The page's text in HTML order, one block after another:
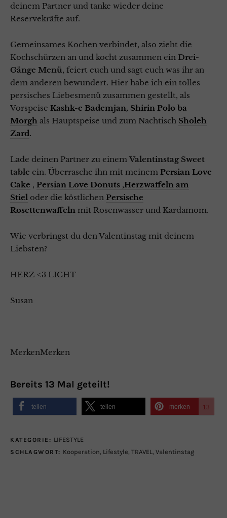
deinem Partner und tanke wieder deine
Reservekräfte auf.
Gemeinsames Kochen verbindet, also zieht die
Kochschürzen an und kocht zusammen ein Drei-
Gänge Menü, feiert euch und sagt euch was ihr an
dem anderen bewundert. Hier habe ich ein tolles
persisches Liebesmenü zusammen gestellt, als
Vorspeise Kashk-e Bademjan, Shirin Polo ba
Morgh als Hauptspeise und zum Nachtisch Sholeh
Zard.
Lade deinen Partner zu einemValentinstag Sweet
table ein. Überrasche ihn mit meinem Persian Love
Cake , Persian Love Donuts ,Herzwaffeln am
Stiel oder die köstlichen Persische
Rosettenwaffeln mit Rosenwasser und Kardamom.
Wie verbringst du den Valentinstag mit deinem
Liebsten?
HERZ <3 LICHT
Susan
MerkenMerken
Bereits 13 Mal geteilt!
teilen teilen merken 13
KATEGORIE: LIFESTYLE
SCHLAGWORT: Kooperation Lifestyle TRAVEL Valentinstag